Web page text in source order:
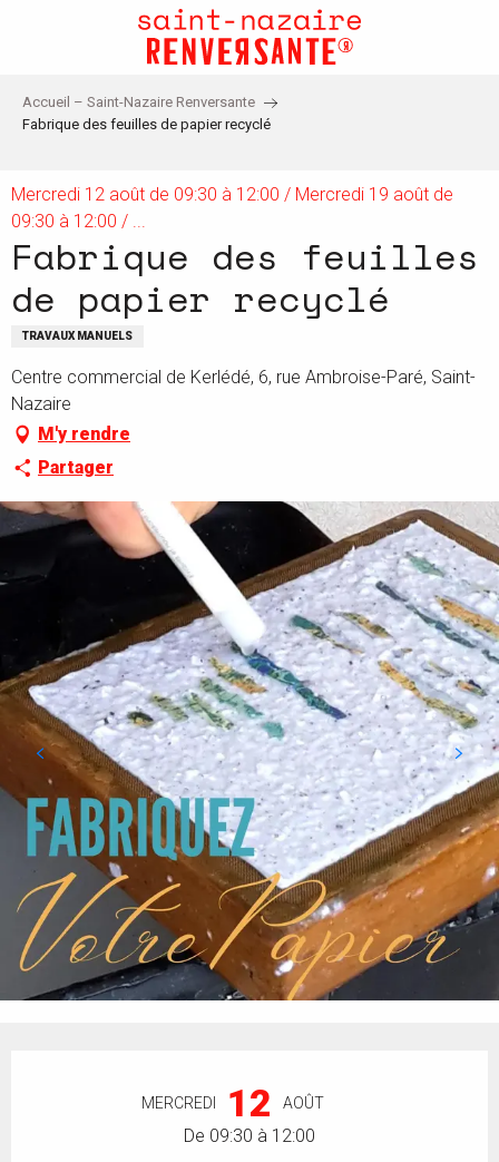
principal
Accueil – Saint-Nazaire Renversante
Fabrique des feuilles de papier recyclé
Mercredi 12 août de 09:30 à 12:00 / Mercredi 19 août de
09:30 à 12:00 / ...
Fabrique des feuilles
de papier recyclé
TRAVAUX MANUELS
Centre commercial de Kerlédé, 6, rue Ambroise-Paré, Saint-
Nazaire
M'y rendre
Partager
MERCREDI 12 AOÛT
De 09:30 à 12:00